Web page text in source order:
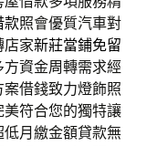
款照會優質汽車對
店家新莊當鋪免留
資金周轉需求經
借錢致力燈飾照
美符合您的獨特讓
低月繳金額貸款無